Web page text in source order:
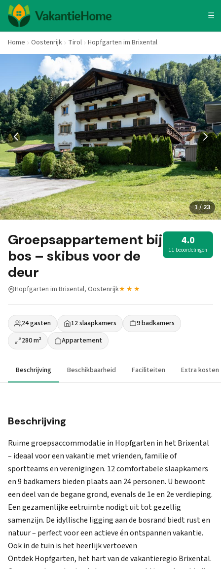
☰
Home Oostenrijk Tirol Hopfgarten im Brixental
1 / 23
Groepsappartement bij
bos – skibus voor de
deur
4.0
11 beoordelingen
Hopfgarten im Brixental, Oostenrijk★★★
24 gasten 12 slaapkamers
9 badkamers
280 m²
Appartement
Beschrijving Beschikbaarheid Faciliteiten Extra kosten
Beschrijving
Ruime groepsaccommodatie in Hopfgarten in het Brixental
– ideaal voor een vakantie met vrienden, familie of
sportteams en verenigingen. 12 comfortabele slaapkamers
en 9 badkamers bieden plaats aan 24 personen. U bewoont
een deel van de begane grond, evenals de 1e en 2e verdieping.
Een gezamenlijke eetruimte nodigt uit tot gezellig
samenzijn. De idyllische ligging aan de bosrand biedt rust en
natuur – perfect voor een actieve én ontspannen vakantie.
Ook in de tuin is het heerlijk vertoeven
Ontdek Hopfgarten, het hart van de vakantieregio Brixental.